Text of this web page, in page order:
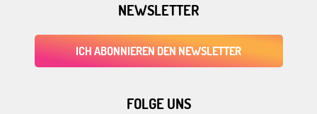
NEWSLETTER
ICH ABONNIEREN DEN NEWSLETTER
FOLGE UNS